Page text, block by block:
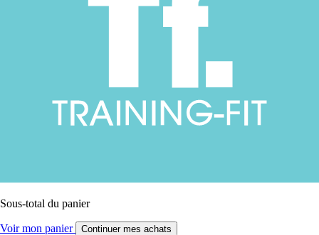
Sous-total du panier
Voir mon panier Continuer mes achats